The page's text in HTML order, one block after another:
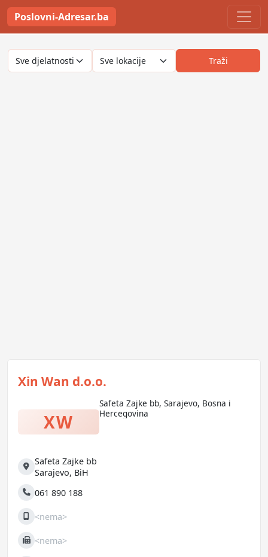
Poslovni-Adresar.ba
Traži
Xin Wan d.o.o.
XW
Safeta Zajke bb, Sarajevo, Bosna i
Hercegovina
Adresa
Safeta Zajke bb
Sarajevo, BiH
Telefon061 890 188
Mobilni<nema>
Fax <nema>